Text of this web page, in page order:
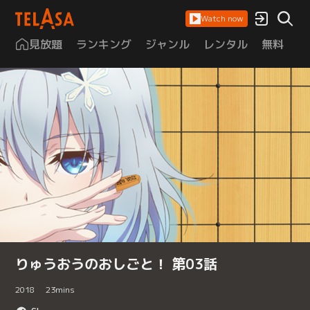
Watch now
見放題 ランキング ジャンル レンタル 無料
りゅうおうのおしごと！ 第03話
2018 23mins